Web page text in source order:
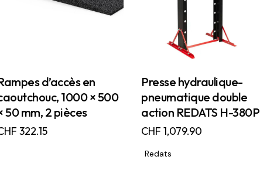
d’accès en
1000 × 500
50 mm, 2 pièces
322.15
Presse hydraulique-
pneumatique double
action REDATS H-380P
CHF 1,079.90
Redats